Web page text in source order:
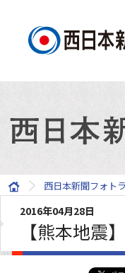
西日本新聞フォト
2016年04月28日
【熊本地